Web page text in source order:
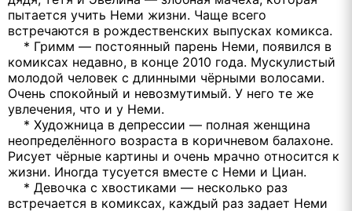
пытается учить Неми жизни. Чаще всего
встречаются в рождественских выпусках комикса.
* Гримм — постоянный парень Неми, появился в
комиксах недавно, в конце 2010 года. Мускулистый
молодой человек с длинными чёрными волосами.
Очень спокойный и невозмутимый. У него те же
увлечения, что и у Неми.
* Художница в депрессии — полная женщина
неопределённого возраста в коричневом балахоне.
Рисует чёрные картины и очень мрачно относится к
жизни. Иногда тусуется вместе с Неми и Циан.
* Девочка с хвостиками — несколько раз
встречается в комиксах, каждый раз задает Неми